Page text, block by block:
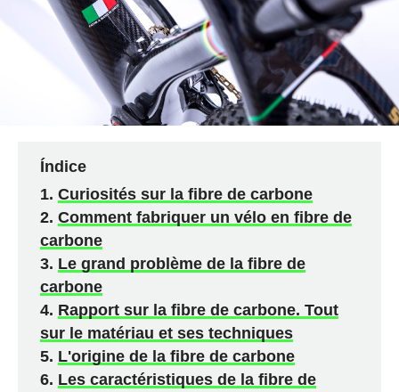
Índice
Curiosités sur la fibre de carbone
Comment fabriquer un vélo en fibre de
carbone
Le grand problème de la fibre de
carbone
Rapport sur la fibre de carbone. Tout
sur le matériau et ses techniques
L'origine de la fibre de carbone
Les caractéristiques de la fibre de